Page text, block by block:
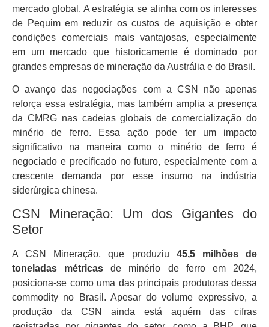
mercado global. A estratégia se alinha com os interesses
de Pequim em reduzir os custos de aquisição e obter
condições comerciais mais vantajosas, especialmente
em um mercado que historicamente é dominado por
grandes empresas de mineração da Austrália e do Brasil.
O avanço das negociações com a CSN não apenas
reforça essa estratégia, mas também amplia a presença
da CMRG nas cadeias globais de comercialização do
minério de ferro. Essa ação pode ter um impacto
significativo na maneira como o minério de ferro é
negociado e precificado no futuro, especialmente com a
crescente demanda por esse insumo na indústria
siderúrgica chinesa.
CSN Mineração: Um dos Gigantes do
Setor
A CSN Mineração, que produziu 45,5 milhões de
toneladas métricas de minério de ferro em 2024,
posiciona-se como uma das principais produtoras dessa
commodity no Brasil. Apesar do volume expressivo, a
produção da CSN ainda está aquém das cifras